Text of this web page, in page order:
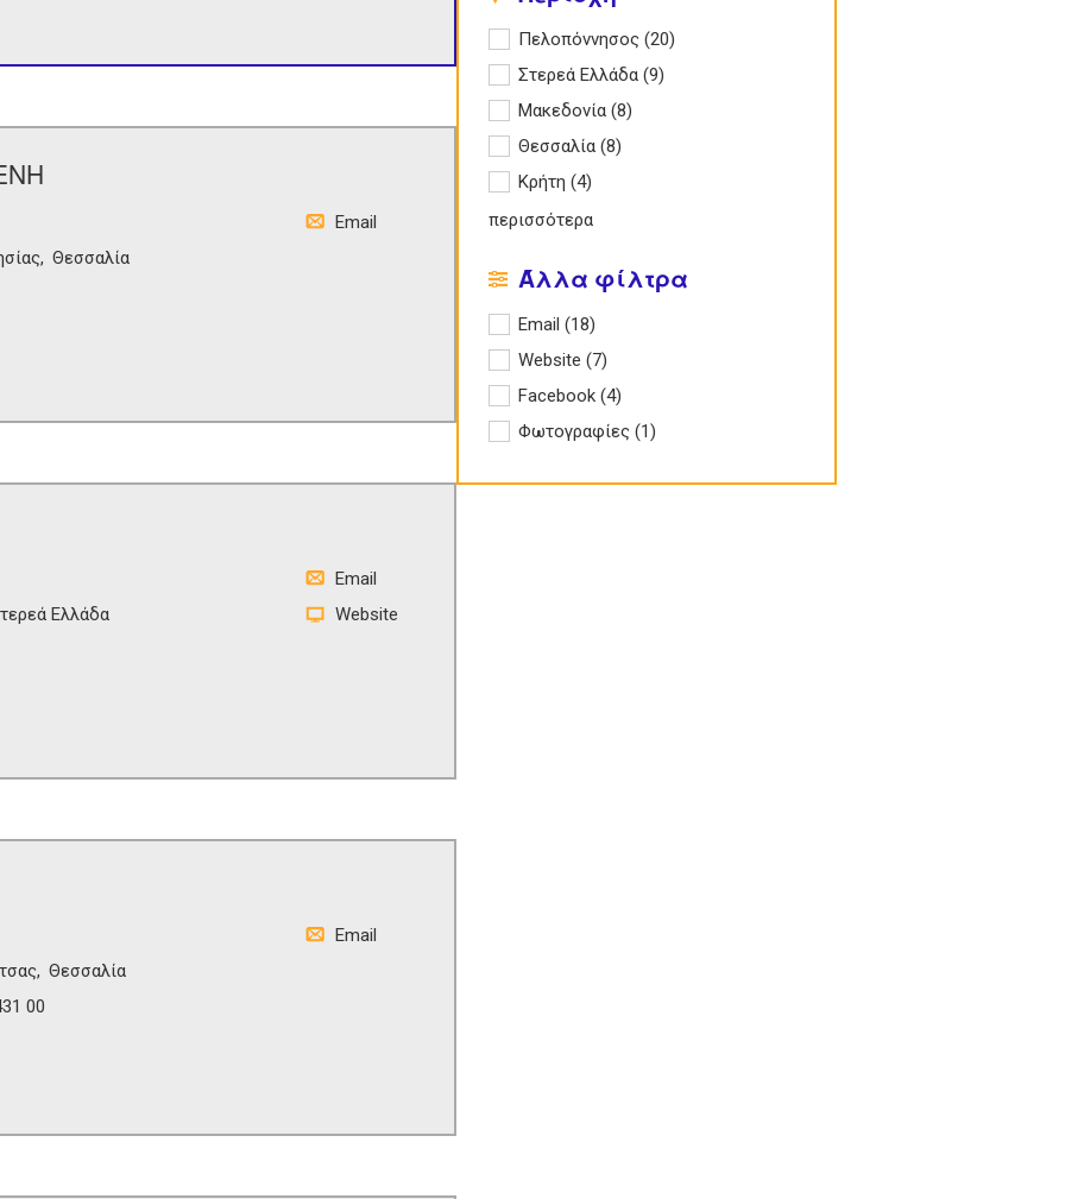
Θεσσαλία
Email
Ελλάδα
Email
Website
Θεσσαλία
00
Email
Apply Πελοπόννησος filter
Πελοπόννησος (20)
Apply Στερεά Ελλάδα filter
Στερεά Ελλάδα (9)
Apply Μακεδονία filter
Μακεδονία (8)
Apply Θεσσαλία filter
Θεσσαλία (8)
Apply Κρήτη filter
Κρήτη (4)
περισσότερα
Άλλα φίλτρα
Apply Email filter
Email (18)
Apply Website filter
Website (7)
Apply Facebook filter
Facebook (4)
Apply Φωτογραφίες filter
Φωτογραφίες (1)